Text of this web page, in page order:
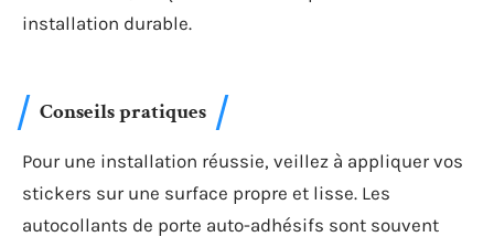
installation durable.
Conseils pratiques
Pour une installation réussie, veillez à appliquer vos
stickers sur une surface propre et lisse. Les
autocollants de porte auto-adhésifs sont souvent